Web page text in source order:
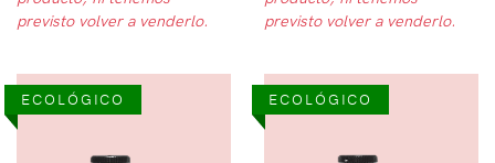
previsto volver a venderlo.
previsto volver a venderlo.
ECOLÓGICO ECOLÓGICO